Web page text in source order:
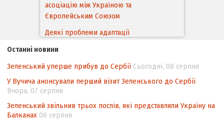
асоціацію між Україною та
Європейським Cоюзом
Деякі проблеми адаптації
походження товарів відповідно до
Угоди про торговельні аспекти прав
інтелектуальної власності (TRIPS) у
контексті євроінтеграції
Аналіз виборчого законодавства щодо
невизначеності механізму повторного
Останні новини
Зеленський уперше прибув до Сербії Сьогодні, 08 серпня
У Вучича анонсували перший візит Зеленського до Сербії
Вчора, 07 серпня
Зеленський звільнив трьох послів, які представляли Україну на
Балканах 06 серпня